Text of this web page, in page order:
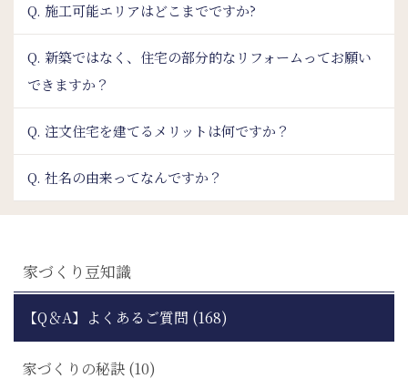
Q. 施工可能エリアはどこまでですか?
Q. 新築ではなく、住宅の部分的なリフォームってお願い
できますか？
Q. 注文住宅を建てるメリットは何ですか？
Q. 社名の由来ってなんですか？
家づくり豆知識
【Q＆A】よくあるご質問 (168)
家づくりの秘訣 (10)